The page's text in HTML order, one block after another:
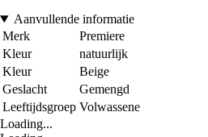
Aanvullende informatie
Merk
Premiere
Kleur
natuurlijk
Kleur
Beige
Geslacht
Gemengd
Leeftijdsgroep Volwassene
Loading...